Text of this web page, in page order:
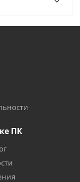
ПК